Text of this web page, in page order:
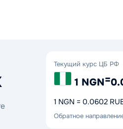
Текущий курс ЦБ РФ
1 NGN=
1 NGN = 0.0602
Обратное